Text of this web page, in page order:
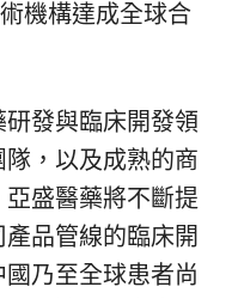
機構達成全球合
發與臨床開發領
，以及成熟的商
盛醫藥將不斷提
品管線的臨床開
乃至全球患者尚